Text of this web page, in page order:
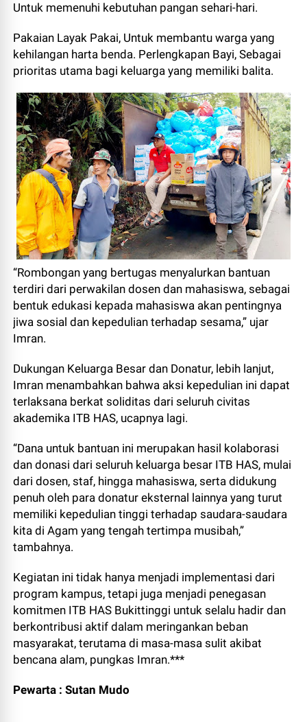
Untuk memenuhi kebutuhan pangan sehari-hari.
Pakaian Layak Pakai, Untuk membantu warga yang
kehilangan harta benda. Perlengkapan Bayi, Sebagai
prioritas utama bagi keluarga yang memiliki balita.
“Rombongan yang bertugas menyalurkan bantuan
terdiri dari perwakilan dosen dan mahasiswa, sebagai
bentuk edukasi kepada mahasiswa akan pentingnya
jiwa sosial dan kepedulian terhadap sesama,” ujar
Imran.
Dukungan Keluarga Besar dan Donatur, lebih lanjut,
Imran menambahkan bahwa aksi kepedulian ini dapat
terlaksana berkat soliditas dari seluruh civitas
akademika ITB HAS, ucapnya lagi.
“Dana untuk bantuan ini merupakan hasil kolaborasi
dan donasi dari seluruh keluarga besar ITB HAS, mulai
dari dosen, staf, hingga mahasiswa, serta didukung
penuh oleh para donatur eksternal lainnya yang turut
memiliki kepedulian tinggi terhadap saudara-saudara
kita di Agam yang tengah tertimpa musibah,”
tambahnya.
Kegiatan ini tidak hanya menjadi implementasi dari
program kampus, tetapi juga menjadi penegasan
komitmen ITB HAS Bukittinggi untuk selalu hadir dan
berkontribusi aktif dalam meringankan beban
masyarakat, terutama di masa-masa sulit akibat
bencana alam, pungkas Imran.***
Pewarta : Sutan Mudo